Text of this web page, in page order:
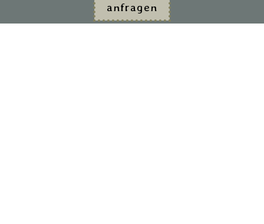
anfragen
unverbindlich Anfragen
Alles Akzeptieren, weiter
Einstellungen ändern